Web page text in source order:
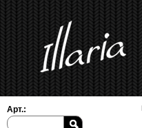
Арт.: